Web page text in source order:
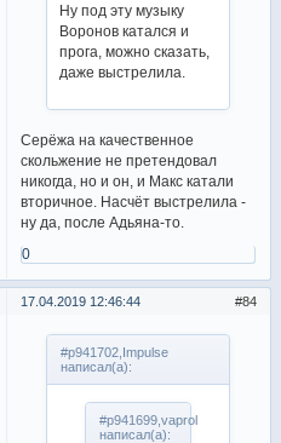
Ну под эту музыку
Воронов катался и
прога, можно сказать,
даже выстрелила.
Серёжа на качественное
скольжение не претендовал
никогда, но и он, и Макс катали
вторичное. Насчёт выстрелила -
ну да, после Адьяна-то.
0
84
17.04.2019 12:46:44
#p941702,Impulse
написал(а):
#p941699,vaprol
написал(а):